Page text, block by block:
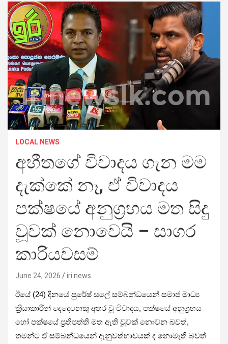
LOCAL NEWS
අභීතගේ විවාදය ගැන මම
දැක්කේ නෑ, ඒ විවාදය
පක්ෂයේ අනුග්‍රහය මත සිදු
වූවක් නෙ‍ාවෙයි – සාගර
කාරියවසම්
June 24, 2026 iri news
ඊයේ (24) දිනයේ සුරේෂ් සලේ සම්බන්ධයෙන් සමාජ මාධ්‍ය
ක්‍රියාකාරීන් දෙදෙනෙකු අතර වූ විවාදය, පක්ෂයේ අනුග්‍රහය
හෝ පක්ෂයේ ප්‍රතිපත්ති මත ඇති වූවක් නොවන බවත්,
තමන්ට ඒ සම්බන්ධයෙන් දැනුවත්භාවයක් ද නොමැති බවත්